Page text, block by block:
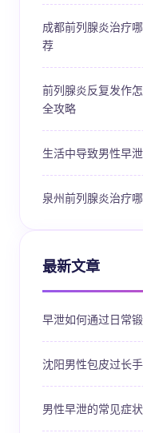
成都前列腺炎治疗
荐
前列腺炎反复发作
全攻略
生活中导致男性早
泉州前列腺炎治疗
最新文章
早泄如何通过日常
沈阳男性包皮过长
男性早泄的常见症